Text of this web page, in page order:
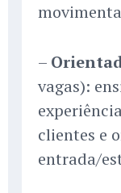
–
vagas):
clientes e
entrada/